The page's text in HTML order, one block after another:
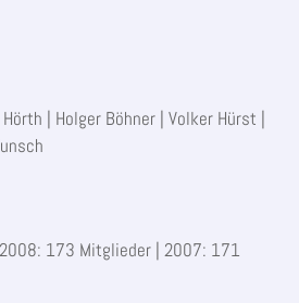
| Holger Böhner | Volker Hürst |
173 Mitglieder | 2007: 171